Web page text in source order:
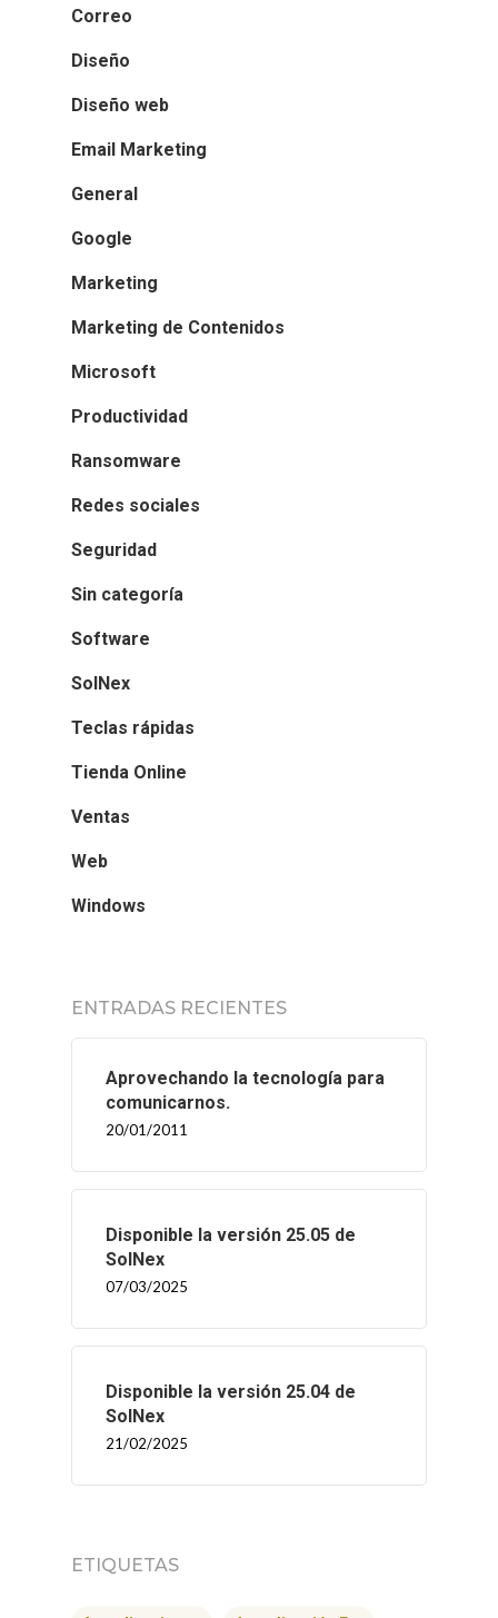
Correo
Diseño
Diseño web
Email Marketing
General
Google
Marketing
Marketing de Contenidos
Microsoft
Productividad
Ransomware
Redes sociales
Seguridad
Sin categoría
Software
SolNex
Teclas rápidas
Tienda Online
Ventas
Web
Windows
ENTRADAS RECIENTES
Aprovechando la tecnología para
comunicarnos.
20/01/2011
Disponible la versión 25.05 de
SolNex
07/03/2025
Disponible la versión 25.04 de
SolNex
21/02/2025
ETIQUETAS